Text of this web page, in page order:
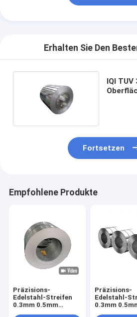
Erhalten Sie Den
IQI
Fortsetzen
Empfohlene Produkte
Präzisions-
Edelstahl-Streifen
0.3mm 0.5mm
Präzisions-
Edelstahl-
0.3mm